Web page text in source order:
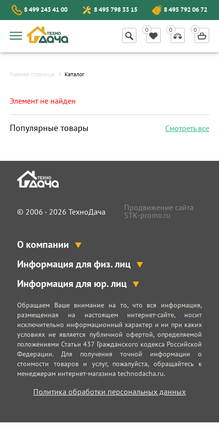
8 499 243 41 00 8 495 798 33 15 8 495 792 06 72
Главная страница Каталог
Элемент не найден
Популярные товары Смотреть все
© 2006 - 2026 ТехноДача
Продвижение сайта
STK-promo.ru
О компании
Информация для физ. лиц
Информация для юр. лиц
Обращаем Ваше внимание на то, что вся информация,
размещенная на настоящем интернет-сайте, носит
исключительно информационный характер и ни при каких
условиях не является публичной офертой, определяемой
положениями Статьи 437 Гражданского кодекса Российской
Федерации. Для получения точной информации о
стоимости товаров и услуг, пожалуйста, обращайтесь к
менеджерам интернет-магазина technodacha.ru.
Политика обработки персональных данных